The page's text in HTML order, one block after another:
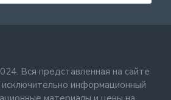
Вся представленная на сайте
информационный